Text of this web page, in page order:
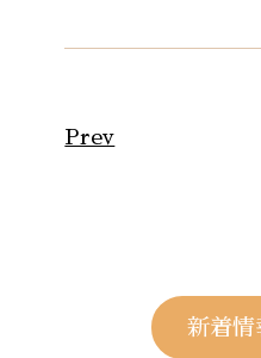
Prev
新着情